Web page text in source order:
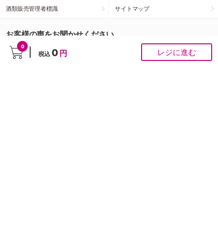
0
税込 0 円 レジに進む
酒類販売管理者標識 サイトマップ
お客様の声をお聞かせください